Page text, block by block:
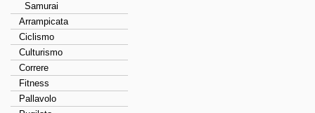
Samurai
Arrampicata
Ciclismo
Culturismo
Correre
Fitness
Pallavolo